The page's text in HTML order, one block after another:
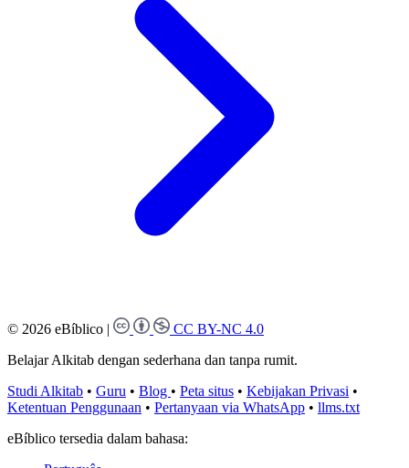
© 2026 eBíblico |
CC BY-NC 4.0
Belajar Alkitab dengan sederhana dan tanpa rumit.
Studi Alkitab • Guru • Blog • Peta situs • Kebijakan Privasi •
Ketentuan Penggunaan • Pertanyaan via WhatsApp • llms.txt
eBíblico tersedia dalam bahasa: